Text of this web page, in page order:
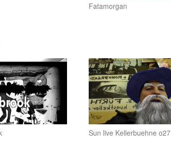
Fatamorgan
Sun live Kellerbuehne o27